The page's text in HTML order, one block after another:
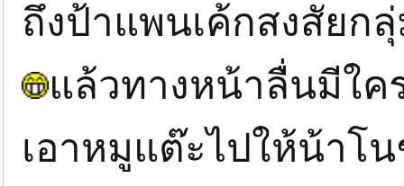
ถึงป้าแพนเค้กสงสัยก
แล้วทางหน้าลื่นมีใค
เอาหมูแต๊ะไปให้น้าโ